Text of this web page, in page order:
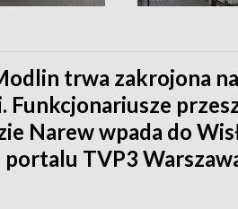
trwa zakrojona
Funkcjonariusze
Narew wpada do
TVP3